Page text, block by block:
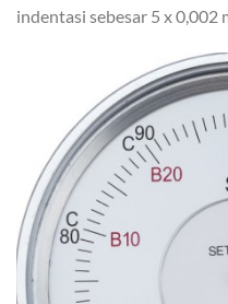
indentasi sebesar 5 x 0,002